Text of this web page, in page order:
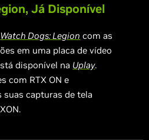
Já Disponível
Watch Dogs: Legion com as
em uma placa de vídeo
disponível na Uplay.
com RTX ON e
capturas de tela